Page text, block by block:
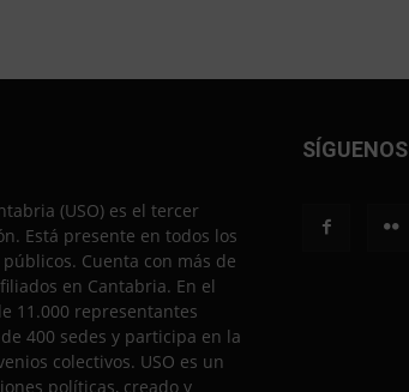
(USO) es el tercer
Está presente en todos los
Cuenta con más de
en Cantabria. En el
11.000 representantes
400 sedes y participa en la
colectivos. USO es un
políticas, creado y
SÍGUENOS